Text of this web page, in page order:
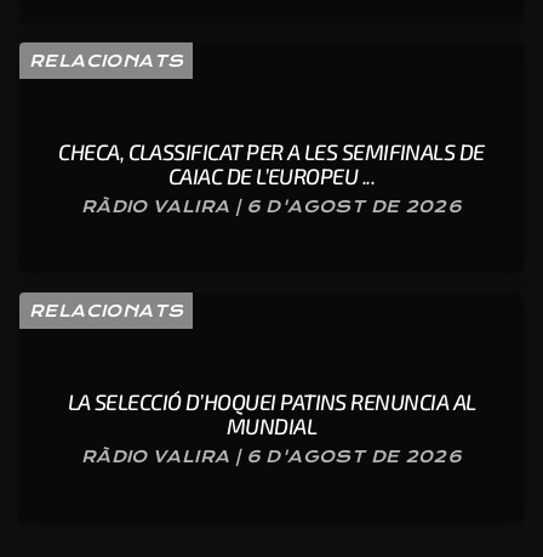
RELACIONATS
CHECA, CLASSIFICAT PER A LES SEMIFINALS DE
CAIAC DE L’EUROPEU ...
RÀDIO VALIRA | 6 D'AGOST DE 2026
RELACIONATS
LA SELECCIÓ D’HOQUEI PATINS RENUNCIA AL
MUNDIAL
RÀDIO VALIRA | 6 D'AGOST DE 2026